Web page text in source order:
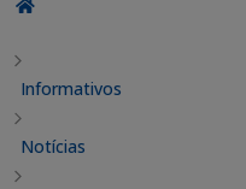
Informativos
Notícias